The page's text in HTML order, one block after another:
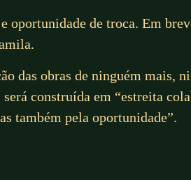
de troca. Em
das obras de ninguém mais,
construída em “estreita
também pela oportunidade”.